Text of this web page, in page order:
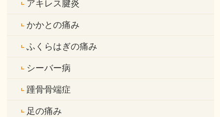
アキレス腱炎
かかとの痛み
ふくらはぎの痛み
シーバー病
踵骨骨端症
足の痛み